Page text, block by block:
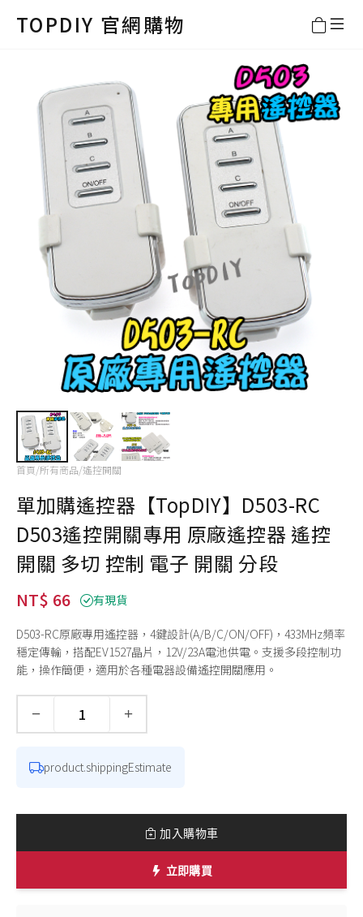
TOPDIY 官網購物
首頁/所有商品/遙控開關
單加購遙控器【TopDIY】D503-RC
D503遙控開關專用 原廠遙控器 遙控
開關 多切 控制 電子 開關 分段
NT$ 66 有現貨
D503-RC原廠專用遙控器，4鍵設計(A/B/C/ON/OFF)，433MHz頻率
穩定傳輸，搭配EV1527晶片，12V/23A電池供電。支援多段控制功
能，操作簡便，適用於各種電器設備遙控開關應用。
− +
product.shippingEstimate
加入購物車
立即購買